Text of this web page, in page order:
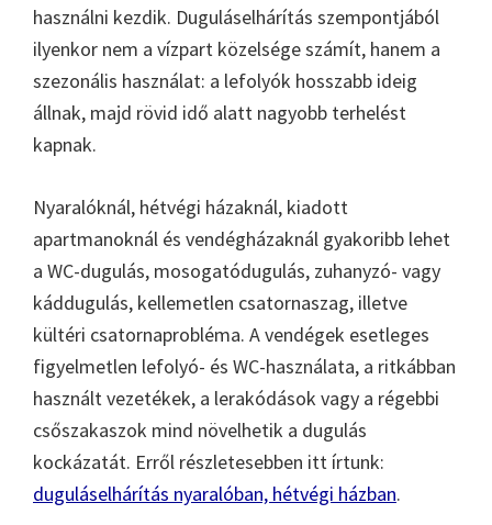
használni kezdik. Duguláselhárítás szempontjából
ilyenkor nem a vízpart közelsége számít, hanem a
szezonális használat: a lefolyók hosszabb ideig
állnak, majd rövid idő alatt nagyobb terhelést
kapnak.
Nyaralóknál, hétvégi házaknál, kiadott
apartmanoknál és vendégházaknál gyakoribb lehet
a WC-dugulás, mosogatódugulás, zuhanyzó- vagy
káddugulás, kellemetlen csatornaszag, illetve
kültéri csatornaprobléma. A vendégek esetleges
figyelmetlen lefolyó- és WC-használata, a ritkábban
használt vezetékek, a lerakódások vagy a régebbi
csőszakaszok mind növelhetik a dugulás
kockázatát. Erről részletesebben itt írtunk:
duguláselhárítás nyaralóban, hétvégi házban.